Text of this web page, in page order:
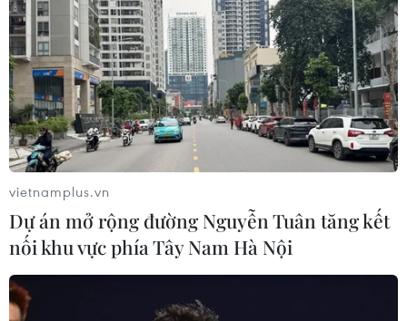
vietnamplus.vn
Dự án mở rộng đường Nguyễn Tuân tăng kết
nối khu vực phía Tây Nam Hà Nội